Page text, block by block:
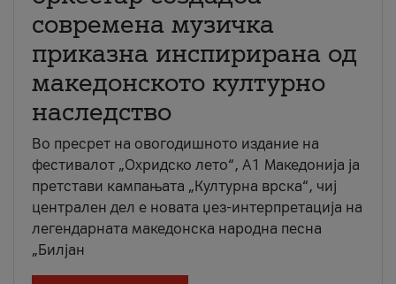
современа музичка
приказна инспирирана од
македонското културно
наследство
Во пресрет на овогодишното издание на
фестивалот „Охридско лето“, А1 Македонија ја
претстави кампањата „Културна врска“, чиј
централен дел е новата џез-интерпретација на
легендарната македонска народна песна
„Билјан